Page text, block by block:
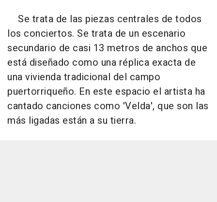
Se trata de las piezas centrales de todos
los conciertos. Se trata de un escenario
secundario de casi 13 metros de anchos que
está diseñado como una réplica exacta de
una vivienda tradicional del campo
puertorriqueño. En este espacio el artista ha
cantado canciones como 'Velda', que son las
más ligadas están a su tierra.